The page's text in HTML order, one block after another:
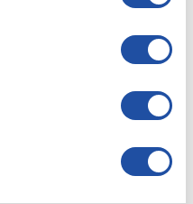
– “OTROLIG KÄNSLA